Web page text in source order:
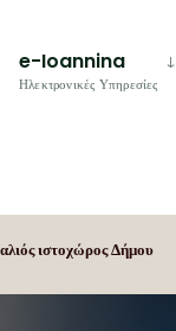
e-Ioannina
Ηλεκτρονικές Υπηρεσίες
ιστοχώρος Δήμου